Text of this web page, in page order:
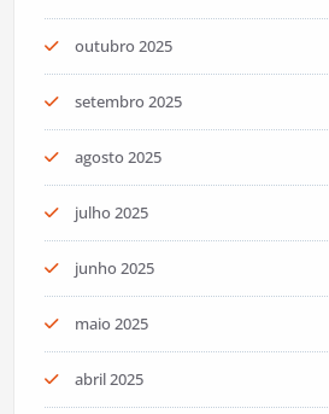
outubro 2025
setembro 2025
agosto 2025
julho 2025
junho 2025
maio 2025
abril 2025